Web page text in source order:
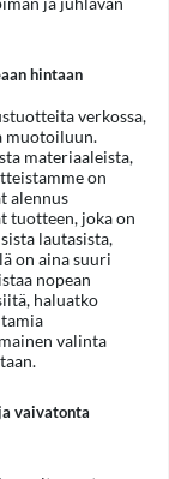
hintaan
verkossa,
muotoiluun.
materiaaleista,
on
alennus
tuotteen, joka on
lautasista,
on aina suuri
nopean
haluatko
valinta
vaivatonta